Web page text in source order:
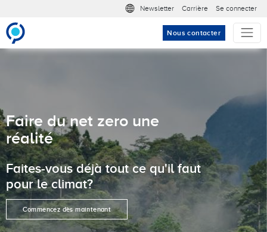
Meta nav
Newsletter Carrière Se connecter
Nous contacter
Faire du net zero une
réalité
Faites-vous déjà tout ce qu'il faut
pour le climat?
Commencez dès maintenant